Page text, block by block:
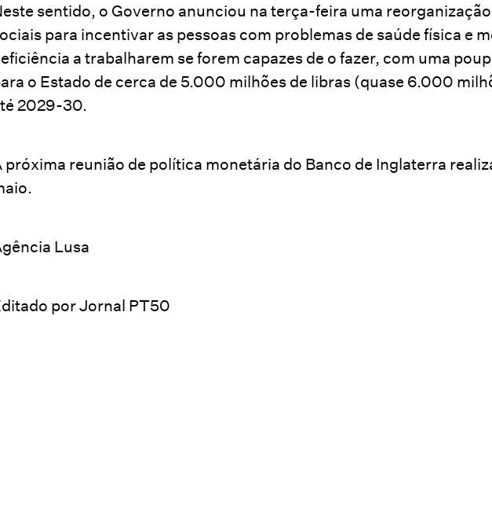
sentido, o Governo anunciou na terça-feira uma
para incentivar as pessoas com problemas de saúde física e
a trabalharem se forem capazes de o fazer, com uma
o Estado de cerca de 5.000 milhões de libras (quase 6.000
2029-30.
próxima reunião de política monetária do Banco de Inglaterra
Lusa
por Jornal PT50